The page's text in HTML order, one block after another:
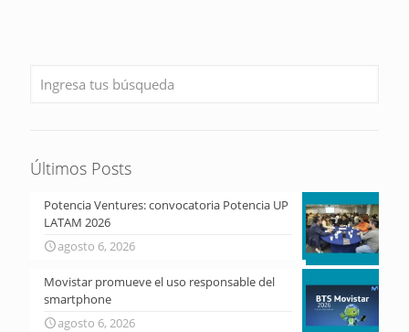
Últimos Posts
Potencia Ventures: convocatoria Potencia UP
LATAM 2026
agosto 6, 2026
Movistar promueve el uso responsable del
smartphone
agosto 6, 2026